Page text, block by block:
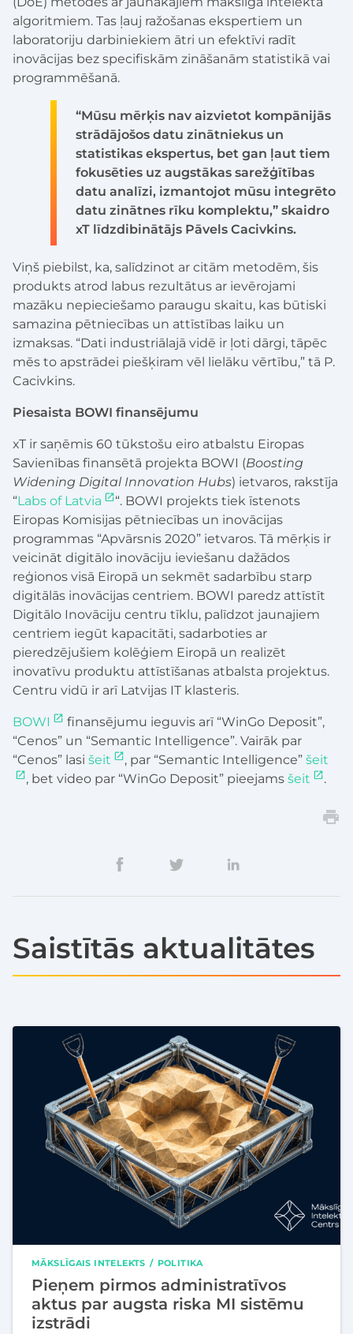
algoritmiem. Tas ļauj ražošanas ekspertiem un
laboratoriju darbiniekiem ātri un efektīvi radīt
inovācijas bez specifiskām zināšanām statistikā vai
programmēšanā.
“Mūsu mērķis nav aizvietot kompānijās
strādājošos datu zinātniekus un
statistikas ekspertus, bet gan ļaut tiem
fokusēties uz augstākas sarežģītības
datu analīzi, izmantojot mūsu integrēto
datu zinātnes rīku komplektu,” skaidro
xT līdzdibinātājs Pāvels Cacivkins.
Viņš piebilst, ka, salīdzinot ar citām metodēm, šis
produkts atrod labus rezultātus ar ievērojami
mazāku nepieciešamo paraugu skaitu, kas būtiski
samazina pētniecības un attīstības laiku un
izmaksas. “Dati industriālajā vidē ir ļoti dārgi, tāpēc
mēs to apstrādei piešķiram vēl lielāku vērtību,” tā P.
Cacivkins.
Piesaista BOWI finansējumu
xT ir saņēmis 60 tūkstošu eiro atbalstu Eiropas
Savienības finansētā projekta BOWI (Boosting
Widening Digital Innovation Hubs) ietvaros, rakstīja
“Labs of Latvia
“. BOWI projekts tiek īstenots
Eiropas Komisijas pētniecības un inovācijas
programmas “Apvārsnis 2020” ietvaros. Tā mērķis ir
veicināt digitālo inovāciju ieviešanu dažādos
reģionos visā Eiropā un sekmēt sadarbību starp
digitālās inovācijas centriem. BOWI paredz attīstīt
Digitālo Inovāciju centru tīklu, palīdzot jaunajiem
centriem iegūt kapacitāti, sadarboties ar
pieredzējušiem kolēģiem Eiropā un realizēt
inovatīvu produktu attīstīšanas atbalsta projektus.
Centru vidū ir arī Latvijas IT klasteris.
BOWI
finansējumu ieguvis arī “WinGo Deposit”,
“Cenos” un “Semantic Intelligence”. Vairāk par
“Cenos” lasi šeit , par “Semantic Intelligence”šeit
, bet video par “WinGo Deposit” pieejamsšeit .
Saistītās aktualitātes
MĀKSLĪGAIS INTELEKTS POLITIKA
Pieņem pirmos administratīvos
aktus par augsta riska MI sistēmu
izstrādi